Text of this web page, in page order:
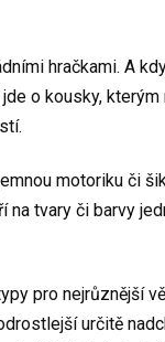
hračkami. A
o kousky,
motoriku či
tvary či barvy
pro nejrůznější
určitě